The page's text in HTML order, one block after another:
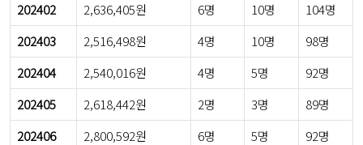
202402
2,636,405원 6명 10명
104명
202403
2,516,498원 4명 10명
98명
202404
2,540,016원 4명 5명
92명
202405
2,618,442원 2명 3명
89명
202406
2,800,592원 6명 5명
92명